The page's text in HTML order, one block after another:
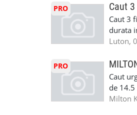
status
Enfield
PRO Caut
Caut 3
durata
Luton,
PRO
Caut
de
la
Milton